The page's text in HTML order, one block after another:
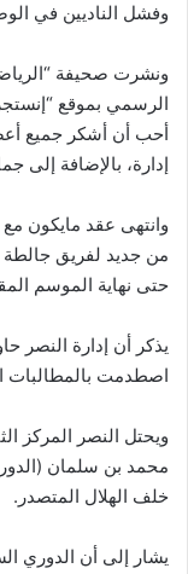
وفشل الناديين في
ونشرت صحيفة
الرسمي بموقع
أحب أن أشكر جميع
إدارة، بالإضافة إلى
وانتهى عقد مايكون مع
من جديد لفريق
حتى نهاية الموسم
يذكر أن إدارة النصر
اصطدمت بالمطالبات
ويحتل النصر المركز
محمد بن سلمان
خلف الهلال المتصدر.
يشار إلى أن الدوري